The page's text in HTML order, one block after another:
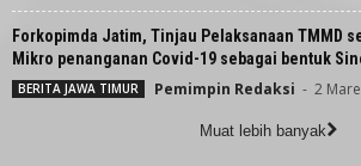
Forkopimda Jatim, Tinjau Pelaksanaan TMMD
Mikro penanganan Covid-19 sebagai bentuk
BERITA JAWA TIMUR Pemimpin Redaksi - 2
Muat lebih banyak